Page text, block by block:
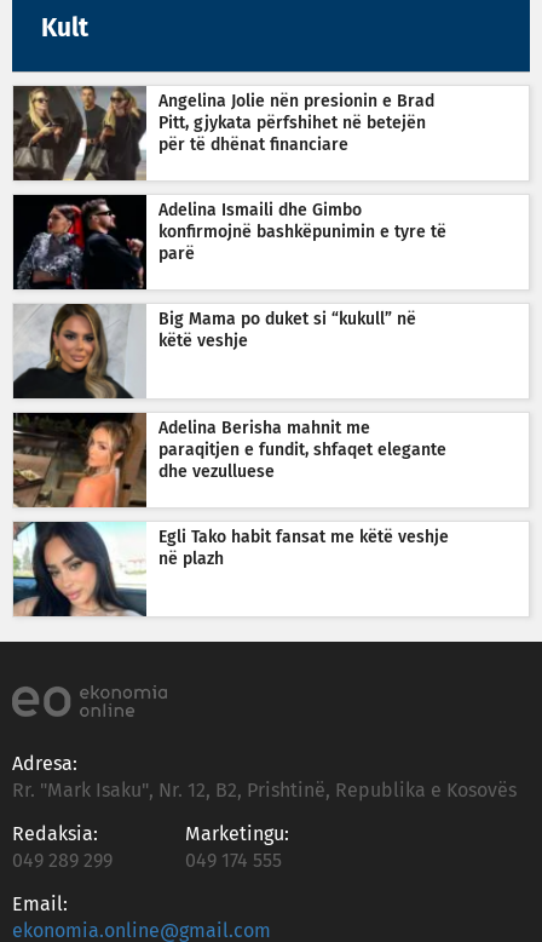
Kult
Angelina Jolie nën presionin e Brad
Pitt, gjykata përfshihet në betejën
për të dhënat financiare
Adelina Ismaili dhe Gimbo
konfirmojnë bashkëpunimin e tyre të
parë
Big Mama po duket si “kukull” në
këtë veshje
Adelina Berisha mahnit me
paraqitjen e fundit, shfaqet elegante
dhe vezulluese
Egli Tako habit fansat me këtë veshje
në plazh
Adresa:
Rr. "Mark Isaku", Nr. 12, B2, Prishtinë, Republika e Kosovës
Redaksia:
049 289 299
Marketingu:
049 174 555
Email:
ekonomia.online@gmail.com